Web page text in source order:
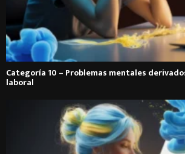
Categoría 10 – Problemas mentales
laboral